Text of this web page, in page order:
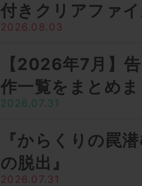
付きクリアファ
2026.08.03
【2026年7月】
作一覧をまとめ
2026.07.31
『からくりの罠
の脱出』
2026.07.31